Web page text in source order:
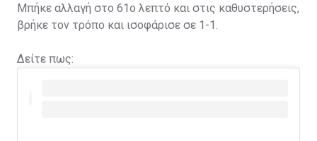
Μπήκε αλλαγή στο 61ο λεπτό και στις καθυστερήσεις,
βρήκε τον τρόπο και ισοφάρισε σε 1-1.
Δείτε πως: